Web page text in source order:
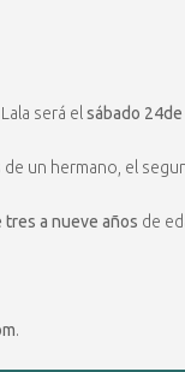
será elsábado
de un hermano, el
tres a nueve años de
.